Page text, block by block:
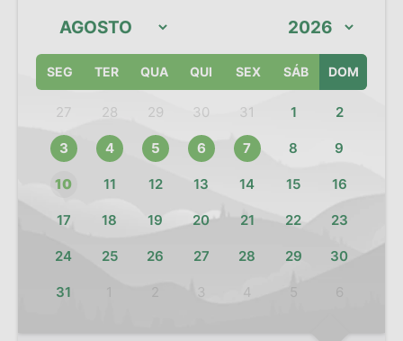
SEG TER QUA QUI SEX SÁB DOM
27 28 29 30 31 1 2
3 4 5 6 7 8 9
10 11 12 13 14 15 16
17 18 19 20 21 22 23
24 25 26 27 28 29 30
31 3 4